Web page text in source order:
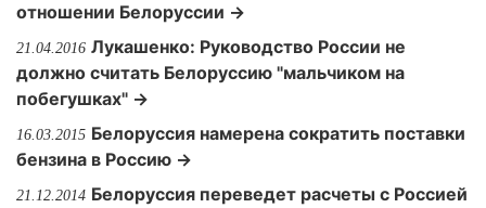
отношении Белоруссии →
21.04.2016 Лукашенко: Руководство России не
должно считать Белоруссию "мальчиком на
побегушках" →
16.03.2015 Белоруссия намерена сократить поставки
бензина в Россию →
21.12.2014 Белоруссия переведет расчеты с Россией